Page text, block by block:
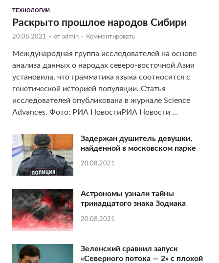
ТЕХНОЛОГИИ
Раскрыто прошлое народов Сибири
20.08.2021 - от admin - Комментировать
Международная группа исследователей на основе
анализа данных о народах северо-восточной Азии
установила, что грамматика языка соотносится с
генетической историей популяции. Статья
исследователей опубликована в журнале Science
Advances. Фото: РИА НовостиРИА Новости …
Задержан душитель девушки,
найденной в московском парке
20.08.2021
Астрономы узнали тайны
тринадцатого знака Зодиака
20.08.2021
Зеленский сравнил запуск
«Северного потока — 2» с плохой